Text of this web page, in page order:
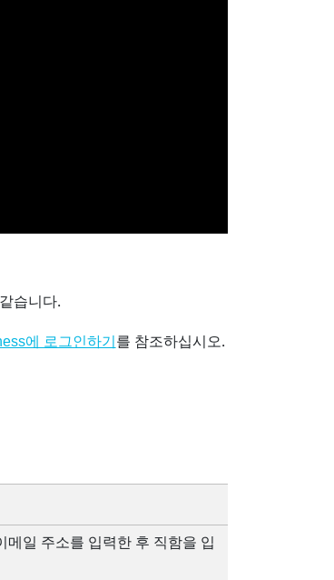
습니다.
에 로그인하기 를 참조하십시오.
일 주소를 입력한 후 직함을 입